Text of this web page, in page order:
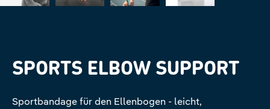
SPORTS ELBOW SUPPORT
Sportbandage für den Ellenbogen - leicht,